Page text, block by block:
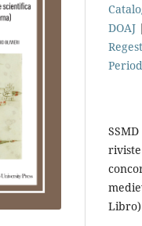
DOAJ |
Libro)